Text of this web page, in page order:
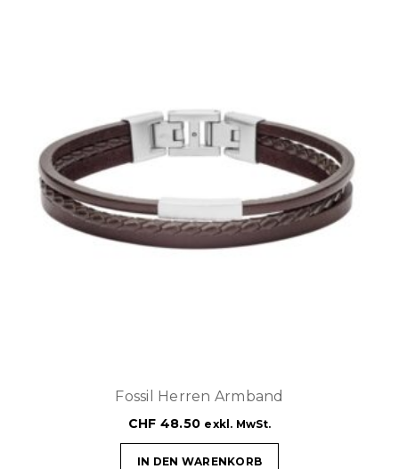
Fossil Herren Armband
CHF 48.50 exkl. MwSt.
IN DEN WARENKORB